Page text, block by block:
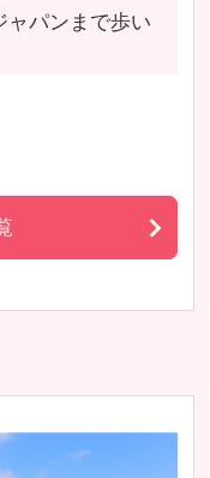
ャパンまで歩い